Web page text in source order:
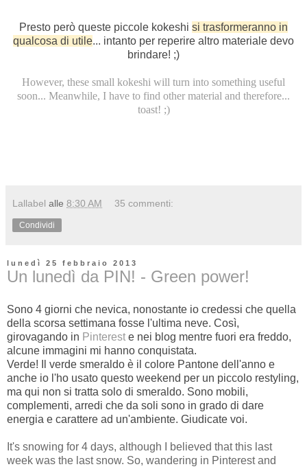
Presto però queste piccole kokeshi si trasformeranno in
qualcosa di utile... intanto per reperire altro materiale devo
brindare! ;)
However, these small kokeshi will turn into something useful
soon... Meanwhile, I have to find other material and therefore...
toast! ;)
Lallabel alle 8:30 AM 35 commenti:
Condividi
lunedì 25 febbraio 2013
Un lunedì da PIN! - Green power!
Sono 4 giorni che nevica, nonostante io credessi che quella
della scorsa settimana fosse l'ultima neve. Così,
girovagando in Pinterest e nei blog mentre fuori era freddo,
alcune immagini mi hanno conquistata.
Verde! Il verde smeraldo è il colore Pantone dell'anno e
anche io l'ho usato questo weekend per un piccolo restyling,
ma qui non si tratta solo di smeraldo. Sono mobili,
complementi, arredi che da soli sono in grado di dare
energia e carattere ad un'ambiente. Giudicate voi.
It's snowing for 4 days, although I believed that this last
week was the last snow. So, wandering in Pinterest and